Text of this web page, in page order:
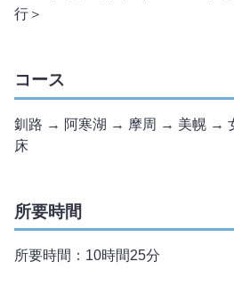
行＞
コース
釧路 → 阿寒湖 → 摩周 → 美幌 →
床
所要時間
所要時間：10時間25分